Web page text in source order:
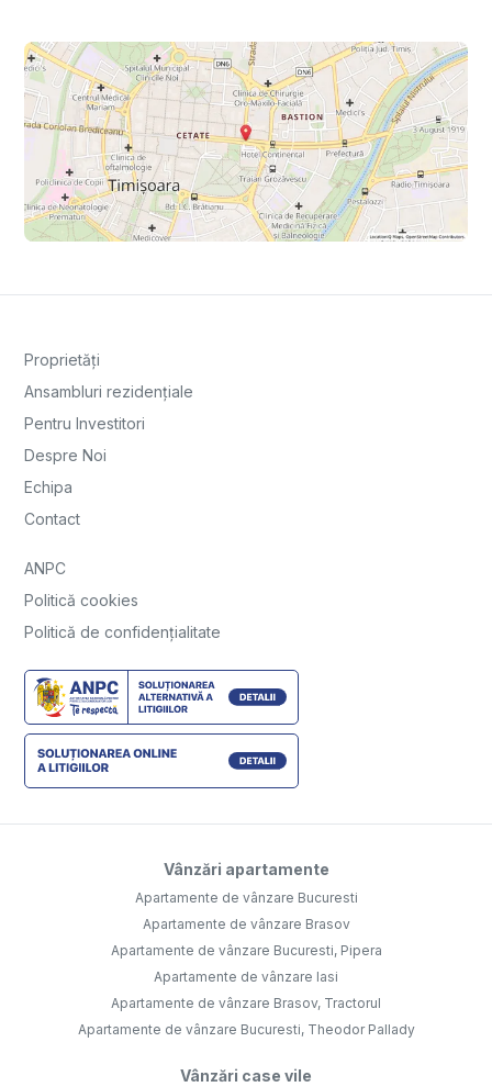
Proprietăți
Ansambluri rezidențiale
Pentru Investitori
Despre Noi
Echipa
Contact
ANPC
Politică cookies
Politică de confidențialitate
Vânzări apartamente
Apartamente de vânzare Bucuresti
Apartamente de vânzare Brasov
Apartamente de vânzare Bucuresti, Pipera
Apartamente de vânzare Iasi
Apartamente de vânzare Brasov, Tractorul
Apartamente de vânzare Bucuresti, Theodor Pallady
Vânzări case vile